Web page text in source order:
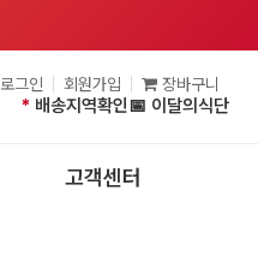
로그인 회원가입 장바구니
* 배송지역확인📅 이달의식단
고객센터